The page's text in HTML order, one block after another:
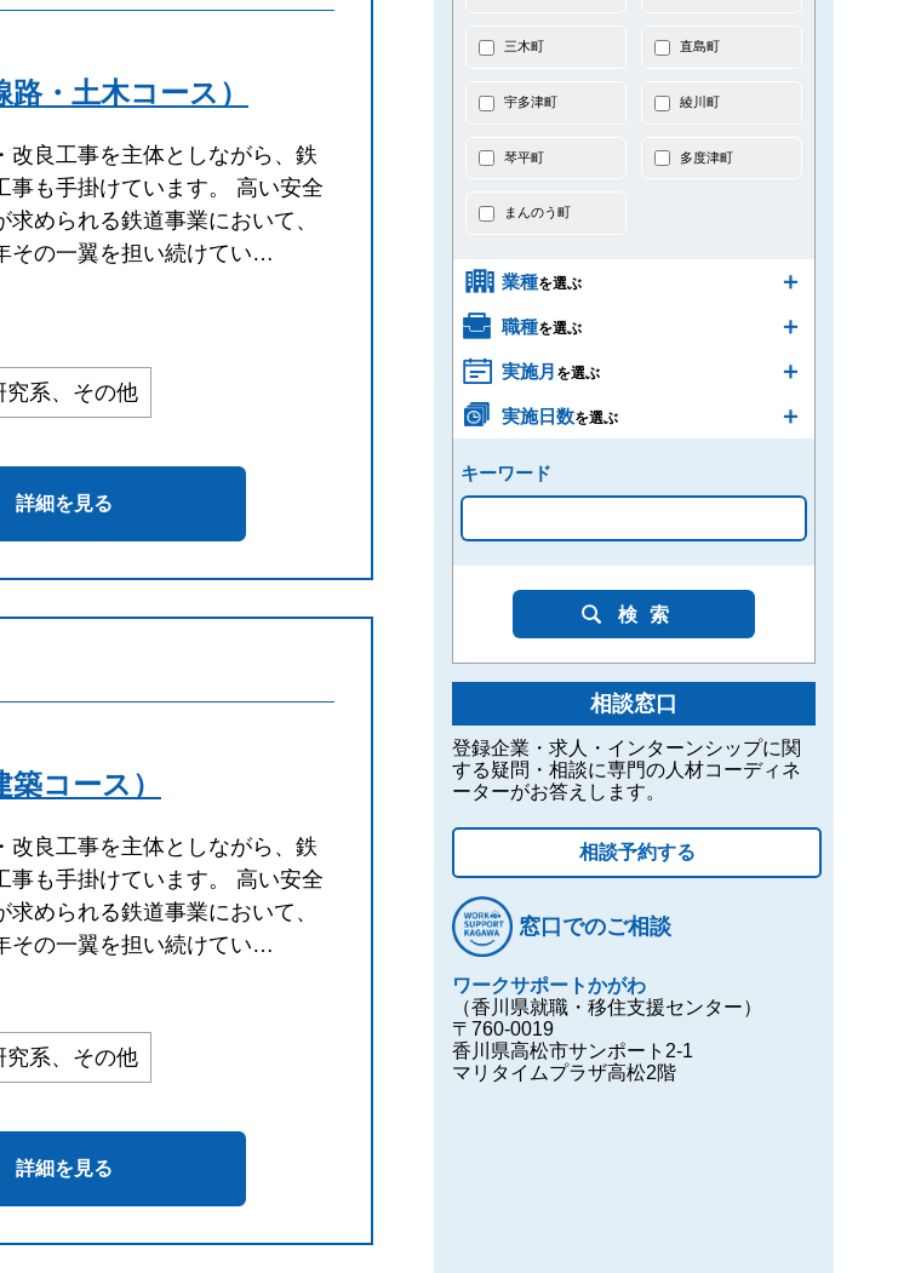
・土木コース）
改良工事を主体としながら、鉄
事も手掛けています。 高い安全
められる鉄道事業において、
その一翼を担い続けてい…
究系、その他
詳細を見る
コース）
改良工事を主体としながら、鉄
事も手掛けています。 高い安全
められる鉄道事業において、
その一翼を担い続けてい…
究系、その他
詳細を見る
三木町 直島町
宇多津町 綾川町
琴平町 多度津町
まんのう町
業種を選ぶ
職種を選ぶ
実施月 を選ぶ
実施日数を選ぶ
キーワード
検索
相談窓口
登録企業・求人・インターンシップに関
する疑問・相談に専門の人材コーディネ
ーターがお答えします。
相談予約する
窓口でのご相談
ワークサポートかがわ
（香川県就職・移住支援センター）
〒760-0019
香川県高松市サンポート2-1
マリタイムプラザ高松2階